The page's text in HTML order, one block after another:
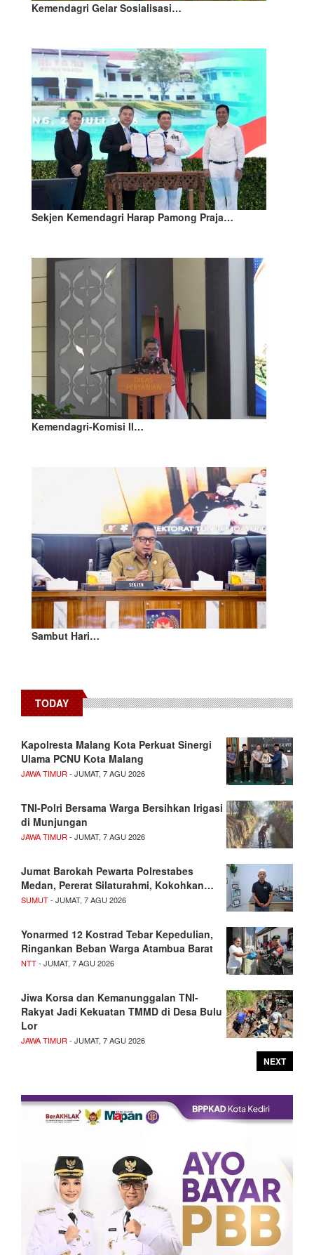
Kemendagri Gelar Sosialisasi…
Sekjen Kemendagri Harap Pamong Praja…
Kemendagri-Komisi II…
Sambut Hari…
TODAY
Kapolresta Malang Kota Perkuat Sinergi
Ulama PCNU Kota Malang
JAWA TIMUR- JUMAT, 7 AGU 2026
TNI-Polri Bersama Warga Bersihkan Irigasi
di Munjungan
JAWA TIMUR- JUMAT, 7 AGU 2026
Jumat Barokah Pewarta Polrestabes
Medan, Pererat Silaturahmi, Kokohkan…
SUMUT- JUMAT, 7 AGU 2026
Yonarmed 12 Kostrad Tebar Kepedulian,
Ringankan Beban Warga Atambua Barat
NTT- JUMAT, 7 AGU 2026
Jiwa Korsa dan Kemanunggalan TNI-
Rakyat Jadi Kekuatan TMMD di Desa Bulu
Lor
JAWA TIMUR- JUMAT, 7 AGU 2026
NEXT